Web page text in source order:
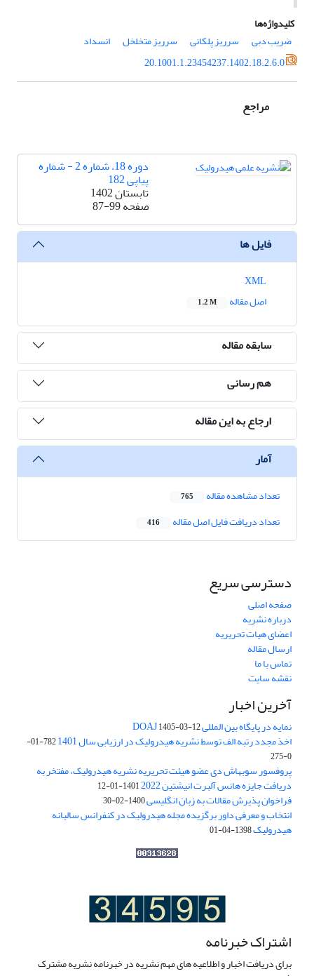
کلیدواژه‌ها
ضریب دبی
سرریز پلکانی سرریز متخلخل
انسداد
20.1001.1.23454237.1402.18.2.6.0
مراجع
دوره 18، شماره 2 - شماره
پیاپی 182
تابستان 1402
صفحه87-99
فایل ها
اصل مقاله
1.2 M
سابقه مقاله
هم رسانی
ارجاع به این مقاله
آمار
تعداد مشاهده مقاله 765
تعداد دریافت فایل اصل مقاله 416
دسترسی سریع
صفحه اصلی
درباره نشریه
اعضای هیات تحریریه
ارسال مقاله
تماس با ما
نقشه سایت
آخرین اخبار
نمایه در پایگاه بین المللی DOAJ1405-03-12
اخذ مجدد رتبه الف توسط نشریه هیدرولیک در ارزیابی سال 1401
782-01-
0-275
پروفسور سوبهاش دی عضو هیئت تحریریه نشریه هیدرولیک، مفتخر به
دریافت جایزه هانس آلبرت انیشتین 2022 1401-01-12
فراخوان پذیرش مقالات به زبان انگلیسی1400-02-30
انتخاب و معرفی داور برگزیده مجله هیدرولیک در کنفرانس سالیانه
هیدرولیک1398-04-01
اشتراک خبرنامه
برای دریافت اخبار و اطلاعیه های مهم نشریه در خبرنامه نشریه مشترک